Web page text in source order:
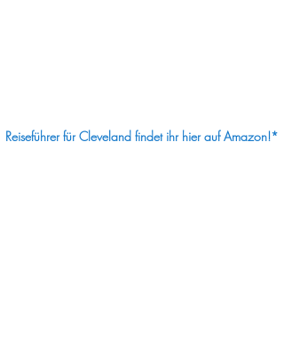
Reiseführer für Cleveland findet ihr hier auf Amazon!*